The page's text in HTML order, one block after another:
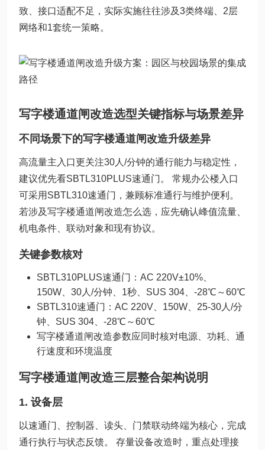
致、接口适配不足，实际实施往往涉及3类终端、2层
网络和1套统一策略。
写字楼通道闸改造选型关键指标与场景差异
不同场景下的写字楼通道闸改造升级差异
高流量主入口更关注30人/分钟的通行能力与稳定性，
建议优先看SBTL310PLUS速通门。 常规办公楼入口
可采用SBTL310速通门，兼顾标准通行与维护便利。
若涉及写字楼通道闸改造怎么选，应先确认峰值流量、
机电条件、联动对象和现有协议。
关键参数核对
SBTL310PLUS速通门：AC 220V±10%、
150W、30人/分钟、1秒、SUS 304、-28℃～60℃
SBTL310速通门：AC 220V、150W、25-30人/分
钟、SUS 304、-28℃～60℃
写字楼通道闸改造参数应同时核对电源、功耗、通
行速度和环境温度
写字楼通道闸改造三层整合架构说明
1. 设备层
以速通门、控制器、读头、门禁联动终端为核心，完成
通行执行与状态反馈。 存量设备改造时，重点处理接